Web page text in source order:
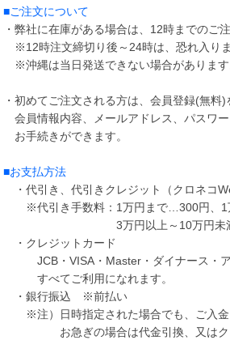
■ご注文について
・弊社に在庫がある場合は、12時までのご
※12時注文締切り後～24時は、恐れ入り
※沖縄は当日発送できない場合があります
・初めてご注文される方は、会員登録(無料)
会員情報内容、メールアドレス、パスワ
お手続きができます。
■お支払方法
・代引き、代引きクレジット（クロネコ
※代引き手数料： 1万円まで…300円、
3万円以上～10万円未満
・クレジットカード
JCB・VISA・Master・ダイナース・ア
すべてご利用になれます。
・銀行振込 ※前払い
※注）日時指定された場合でも、ご入
お急ぎの場合は代金引換、又はクレ